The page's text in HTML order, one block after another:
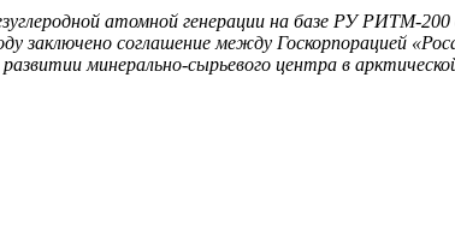
атомной генерации на базе РУ РИТМ-
заключено соглашение между Госкорпорацией
минерально-сырьевого центра в